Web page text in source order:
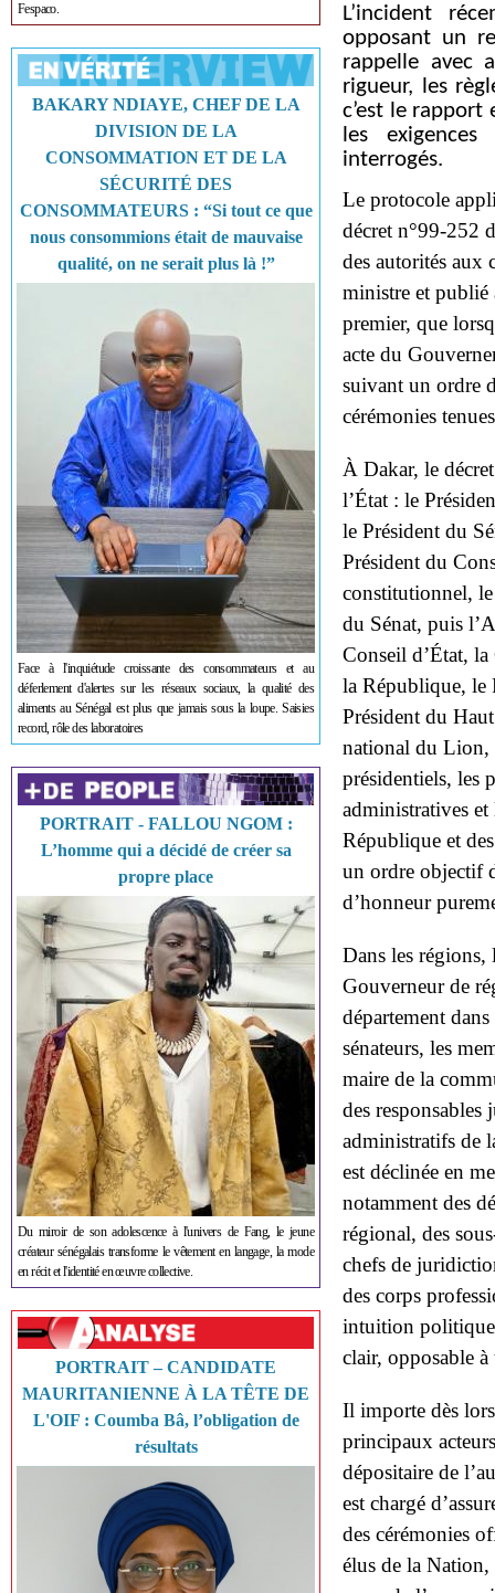
Fespaco.
BAKARY NDIAYE, CHEF DE LA
DIVISION DE LA
CONSOMMATION ET DE LA
SÉCURITÉ DES
CONSOMMATEURS : “Si tout ce que
nous consommions était de mauvaise
qualité, on ne serait plus là !”
Face à l'inquiétude croissante des consommateurs et au
déferlement d'alertes sur les réseaux sociaux, la qualité des
aliments au Sénégal est plus que jamais sous la loupe. Saisies
record, rôle des laboratoires
PORTRAIT - FALLOU NGOM :
L’homme qui a décidé de créer sa
propre place
Du miroir de son adolescence à l'univers de Fang, le jeune
créateur sénégalais transforme le vêtement en langage, la mode
en récit et l'identité en œuvre collective.
PORTRAIT – CANDIDATE
MAURITANIENNE À LA TÊTE DE
L'OIF : Coumba Bâ, l’obligation de
résultats
L’incident
opposant un
rappelle avec
rigueur, les
c’est le rapport
les
interrogés.
Le protocole
décret n°99‑252
des autorités aux
ministre et publié
premier, que
acte du
suivant un ordre
cérémonies
À Dakar, le
l’État : le
le Président du
Président du
constitutionnel, le
du Sénat, puis
Conseil d’État,
la République, le
Président du
national du Lion,
présidentiels, les
administratives et
République et
un ordre objectif
d’honneur
Dans les régions,
Gouverneur de
département
sénateurs, les
maire de la
des responsables
administratifs de
est déclinée en
notamment des
régional, des
chefs de
des corps
intuition
clair, opposable à
Il importe dès
principaux
dépositaire de
est chargé
des cérémonies
élus de la Nation,